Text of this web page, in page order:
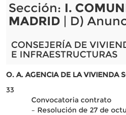
Sección: I.
MADRID| D)
CONSEJERÍA DE
E INFRAESTRUCTURAS
O. A. AGENCIA DE LA VIVIENDA
33
Convocatoria contrato
– Resolución de 27 de